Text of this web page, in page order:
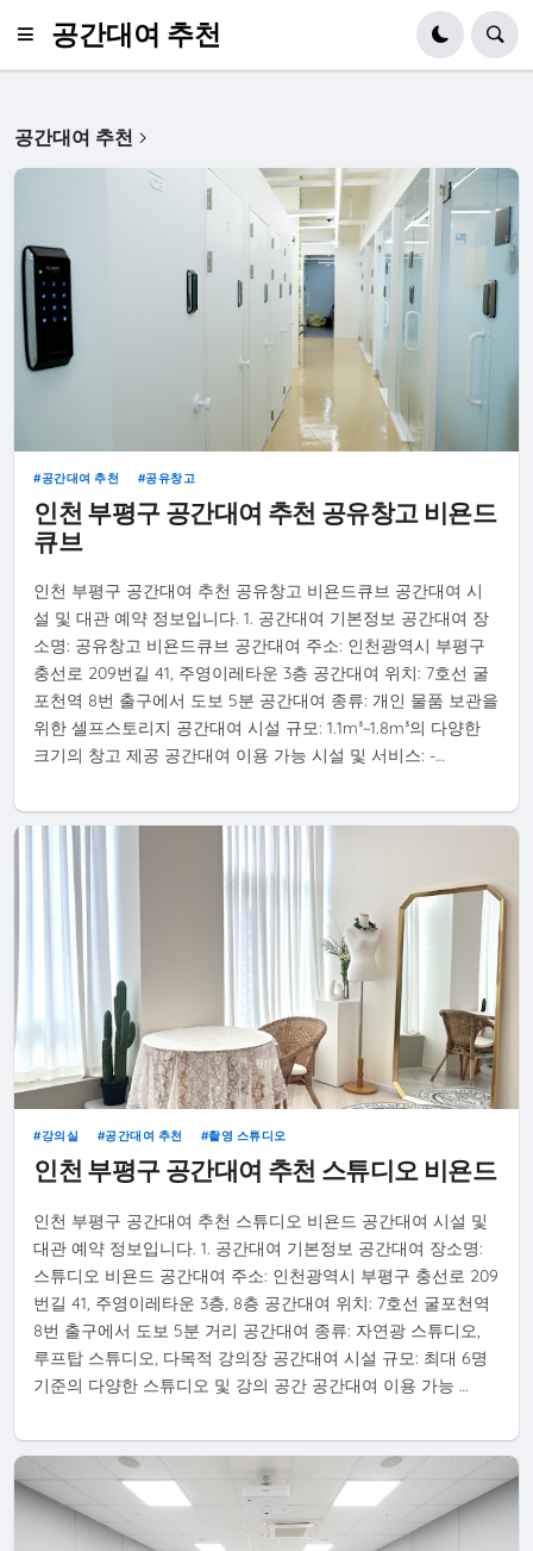
공간대여 추천
공간대여 추천
공간대여 추천 공유창고
인천 부평구 공간대여 추천 공유창고 비욘드
큐브
인천 부평구 공간대여 추천 공유창고 비욘드큐브 공간대여 시
설 및 대관 예약 정보입니다. 1. 공간대여 기본정보 공간대여 장
소명: 공유창고 비욘드큐브 공간대여 주소: 인천광역시 부평구
충선로 209번길 41, 주영이레타운 3층 공간대여 위치: 7호선 굴
포천역 8번 출구에서 도보 5분 공간대여 종류: 개인 물품 보관을
위한 셀프스토리지 공간대여 시설 규모: 1.1m³~1.8m³의 다양한
크기의 창고 제공 공간대여 이용 가능 시설 및 서비스: -…
강의실 공간대여 추천 촬영 스튜디오
인천 부평구 공간대여 추천 스튜디오 비욘드
인천 부평구 공간대여 추천 스튜디오 비욘드 공간대여 시설 및
대관 예약 정보입니다. 1. 공간대여 기본정보 공간대여 장소명:
스튜디오 비욘드 공간대여 주소: 인천광역시 부평구 충선로 209
번길 41, 주영이레타운 3층, 8층 공간대여 위치: 7호선 굴포천역
8번 출구에서 도보 5분 거리 공간대여 종류: 자연광 스튜디오,
루프탑 스튜디오, 다목적 강의장 공간대여 시설 규모: 최대 6명
기준의 다양한 스튜디오 및 강의 공간 공간대여 이용 가능 …